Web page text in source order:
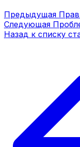
Предыдущая
Следующая
Назад к списку